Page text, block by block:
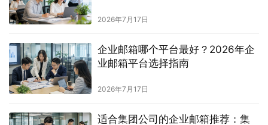
2026年7月17日
企业邮箱哪个平台最好？2026年企
业邮箱平台选择指南
2026年7月17日
适合集团公司的企业邮箱推荐：集